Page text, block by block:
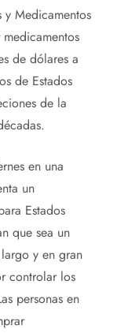
Medicamentos
de dólares a
de Estados
de la
en una
un
Estados
que sea un
y en gran
controlar los
personas en